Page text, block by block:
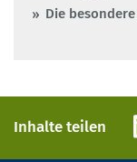
Die
Inhalte teilen